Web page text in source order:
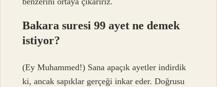
Bakara suresi 99 ayet ne demek
istiyor?
(Ey Muhammed!) Sana apaçık ayetler indirdik
ki, ancak sapıklar gerçeği inkar eder. Doğrusu